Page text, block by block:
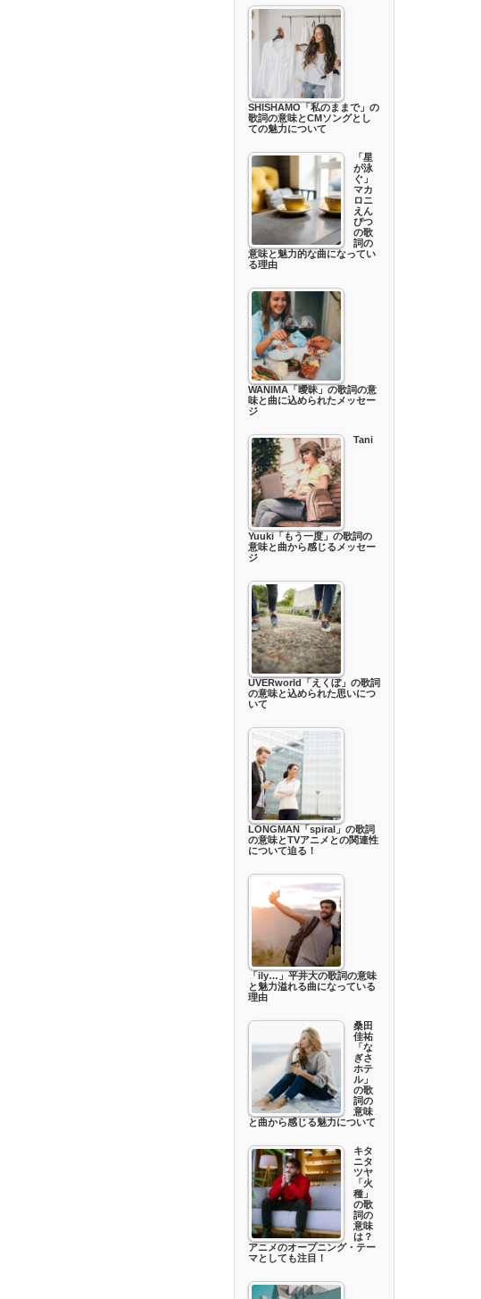
SHISHAMO「私のままで」の
歌詞の意味とCMソングとし
ての魅力について
「星
が泳
ぐ」
マカ
ロニ
えん
ぴつ
の歌
詞の
意味と魅力的な曲になってい
る理由
WANIMA「曖昧」の歌詞の意
味と曲に込められたメッセー
ジ
Tani
Yuuki「もう一度」の歌詞の
意味と曲から感じるメッセー
ジ
UVERworld「えくぼ」の歌詞
の意味と込められた思いにつ
いて
LONGMAN「spiral」の歌詞
の意味とTVアニメとの関連性
について迫る！
「ily…」平井大の歌詞の意味
と魅力溢れる曲になっている
理由
桑田
佳祐
「な
ぎさ
ホテ
ル」
の歌
詞の
意味
と曲から感じる魅力について
キタ
ニタ
ツヤ
「火
種」
の歌
詞の
意味
は？
アニメのオープニング・テー
マとしても注目！